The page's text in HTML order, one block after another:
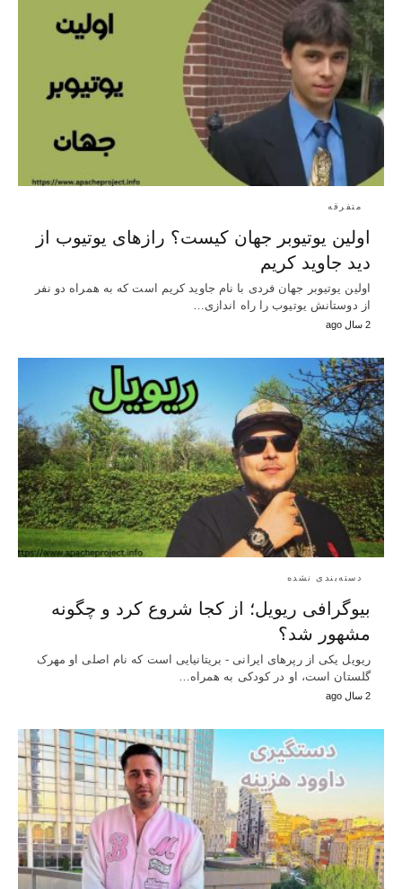
متفرقه
اولین یوتیوبر جهان کیست؟ رازهای یوتیوب از
دید جاوید کریم
اولین یوتیوبر جهان فردی با نام جاوید کریم است که به همراه دو نفر
از دوستانش یوتیوب را راه اندازی…
2 سال ago
دسته‌بندی نشده
بیوگرافی ریویل؛ از کجا شروع کرد و چگونه
مشهور شد؟
ریویل یکی از رپرهای ایرانی - بریتانیایی است که نام اصلی او مهرک
گلستان است، او در کودکی به همراه…
2 سال ago